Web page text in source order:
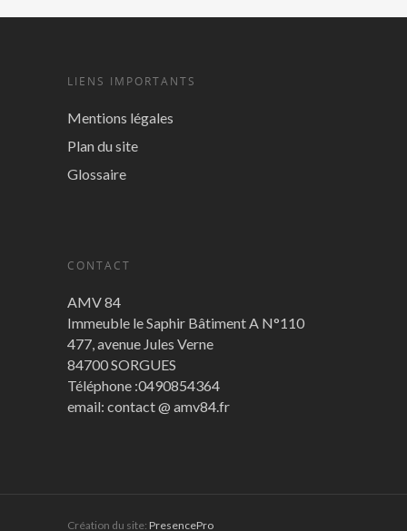
LIENS IMPORTANTS
Mentions légales
Plan du site
Glossaire
CONTACT
AMV 84
Immeuble le Saphir Bâtiment A N°110
477, avenue Jules Verne
84700 SORGUES
Téléphone :0490854364
email: contact @ amv84.fr
Création du site: PresencePro